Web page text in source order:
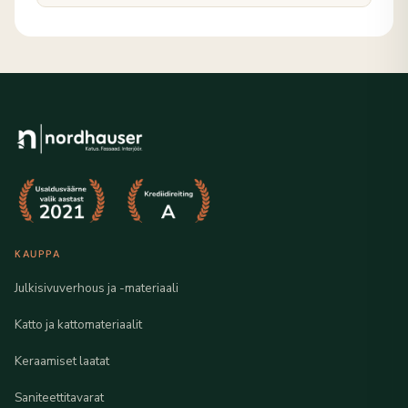
KAUPPA
Julkisivuverhous ja -materiaali
Katto ja kattomateriaalit
Keraamiset laatat
Saniteettitavarat